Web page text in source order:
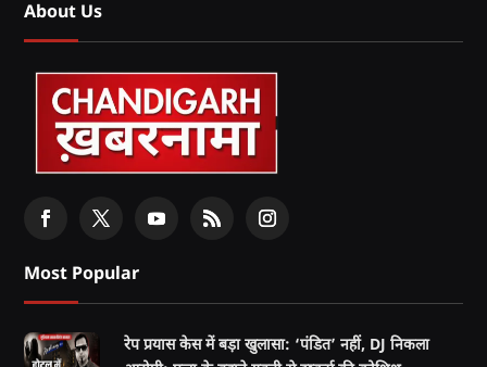
About Us
Most Popular
रेप प्रयास केस में बड़ा खुलासा: ‘पंडित’ नहीं, DJ निकला